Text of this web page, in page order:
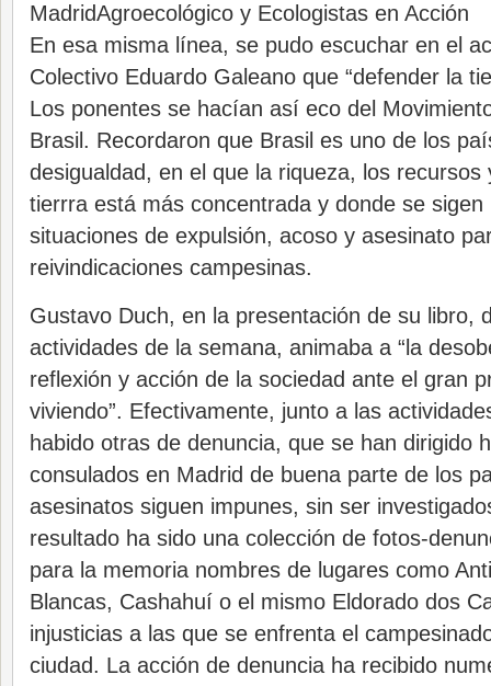
MadridAgroecológico y Ecologistas en Acción
En esa misma línea, se pudo escuchar en el
Colectivo Eduardo Galeano que “defender la
Los ponentes se hacían así eco del
Brasil. Recordaron que Brasil es uno de los
desigualdad, en el que la riqueza, los recursos
tierrra está más concentrada y donde se sigen
situaciones de expulsión, acoso y asesinato
reivindicaciones campesinas.
Gustavo Duch, en la presentación de su libro,
actividades de la semana, animaba a “la
reflexión y acción de la sociedad ante el gran
viviendo”. Efectivamente, junto a las
habido otras de denuncia, que se han dirigido
consulados en Madrid de buena parte de los
asesinatos siguen impunes, sin ser
resultado ha sido una colección de fotos-
para la memoria nombres de lugares como
Blancas, Cashahuí o el mismo Eldorado dos
injusticias a las que se enfrenta el
ciudad. La acción de denuncia ha recibido